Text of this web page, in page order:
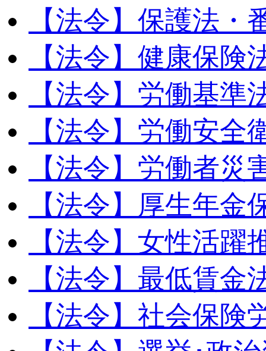
【法令】保護法・
【法令】健康保険
【法令】労働基準
【法令】労働安全
【法令】労働者災
【法令】厚生年金
【法令】女性活躍
【法令】最低賃金
【法令】社会保険